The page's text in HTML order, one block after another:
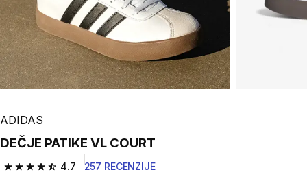
ADIDAS
DEČJE PATIKE VL COURT
4.7
4.7 od 5 zvezdica from 257 Recenzije
257 RECENZIJE